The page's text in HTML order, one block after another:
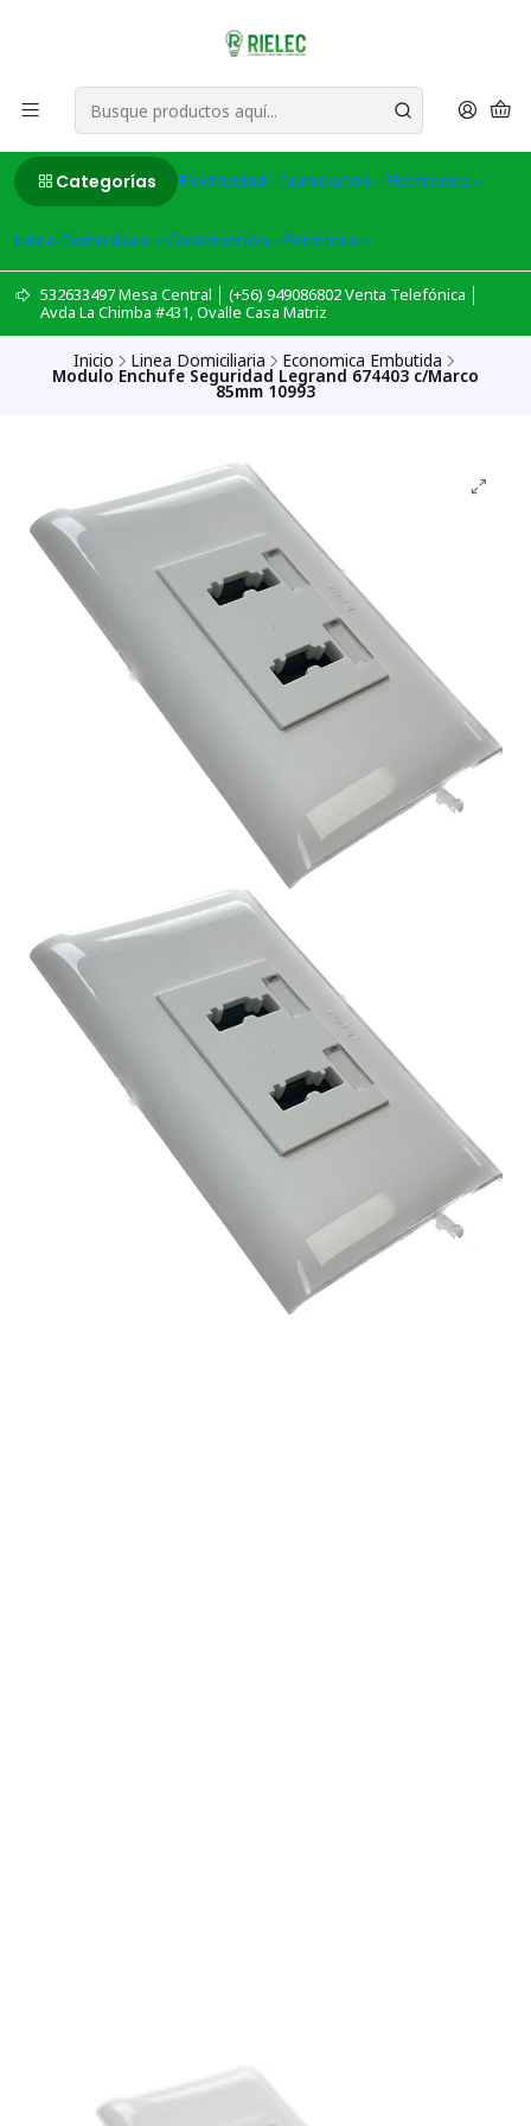
Categorías Electricidad Iluminación Electronica
Linea Domiciliaria Construcción Ferreteria
532633497 Mesa Central │ (+56) 949086802 Venta Telefónica │
Avda La Chimba #431, Ovalle Casa Matriz
Inicio Linea Domiciliaria Economica Embutida
Modulo Enchufe Seguridad Legrand 674403 c/Marco
85mm 10993